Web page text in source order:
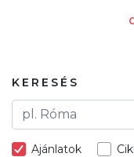
KERESÉS
Ajánlatok